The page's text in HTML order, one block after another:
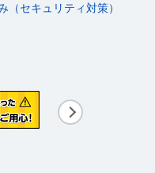
（セキュリティ対策）